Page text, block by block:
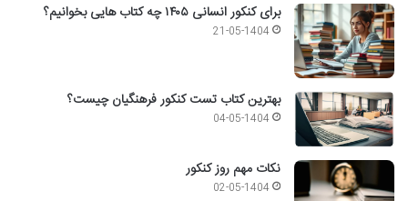
برای کنکور انسانی ۱۴۰۵ چه کتاب هایی بخوانیم؟
21-05-1404
بهترین کتاب تست کنکور فرهنگیان چیست؟
04-05-1404
نکات مهم روز کنکور
02-05-1404